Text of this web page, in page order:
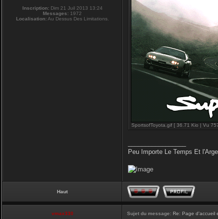
Inscription:Dim 21 Juil 2013 13:24
Messages: 1972
Localisation:Au Dessus Des Limitations.
SportsofToyota.gif [ 36.71 Kio | Vu
Peu Importe Le Temps Et
Haut
vmax330 Sujet du message: Re: Page d'accueil